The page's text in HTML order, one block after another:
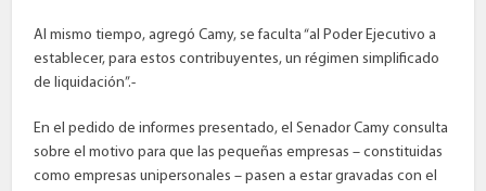
Al mismo tiempo, agregó Camy, se faculta “al Poder Ejecutivo a
establecer, para estos contribuyentes, un régimen simplificado
de liquidación”.-
En el pedido de informes presentado, el Senador Camy consulta
sobre el motivo para que las pequeñas empresas – constituidas
como empresas unipersonales – pasen a estar gravadas con el